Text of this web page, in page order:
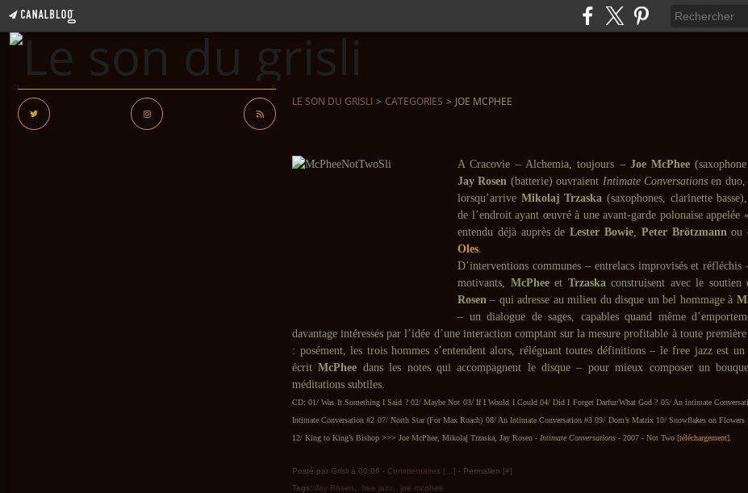
LE SON DU GRISLI > CATEGORIES > JOE MCPHEE
A Cracovie – Alchemia, toujours – Joe McPhee
Jay Rosen (batterie) ouvraient Intimate Conversationsen duo,
lorsqu’arrive Mikolaj Trzaska (saxophones, clarinette
de l’endroit ayant œuvré à une avant-garde polonaise appelée
entendu déjà auprès deLester Bowie, Peter Brötzmannou
Oles.
D’interventions communes – entrelacs improvisés et réfléchis
motivants, McPheeet Trzaskaconstruisent avec le soutien
Rosen – qui adresse au milieu du disque un bel hommage à
– un dialogue de sages, capables quand même
davantage intéressés par l’idée d’une interaction comptant sur la mesure profitable à toute
: posément, les trois hommes s’entendent alors, réléguant toutes définitions – le free jazz est un
écritMcPhee dans les notes qui accompagnent le disque – pour mieux composer un
méditations subtiles.
CD: 01/ Was It Something I Said ? 02/ Maybe Not 03/ If I Would I Could 04/ Did I Forget Darfur/What God ? 05/ An intimate
Intimate Conversation #2 07/ North Star (For Max Roach) 08/ An Intimate Conversation #3 09/ Dom’s Matrix 10/ Snowflakes on Flowers
12/ King to King’s Bishop >>> Joe McPhee, Mikolaj Trzaska, Jay Rosen - Intimate Conversations - 2007 - Not Two [téléchargement]
Posté par Grisli à 00:06 - Commentaires [ ] - Permalien [#]
Tags: Jay Rosen free jazz joe mcphee